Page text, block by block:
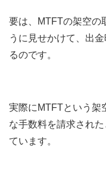
要は、MTFTの架空の
うに見せかけて、出
るのです。
実際にMTFTという架
な手数料を請求され
ています。